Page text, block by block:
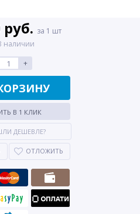
руб. за 1 шт
наличии
+
В 1 КЛИК
ДЕШЕВЛЕ?
ОТЛОЖИТЬ